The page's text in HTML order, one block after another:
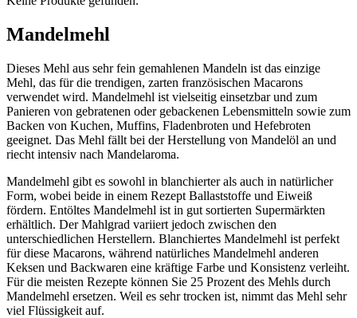
Mandelmehl
Dieses Mehl aus sehr fein gemahlenen Mandeln ist das einzige
Mehl, das für die trendigen, zarten französischen Macarons
verwendet wird. Mandelmehl ist vielseitig einsetzbar und zum
Panieren von gebratenen oder gebackenen Lebensmitteln sowie zum
Backen von Kuchen, Muffins, Fladenbroten und Hefebroten
geeignet. Das Mehl fällt bei der Herstellung von Mandelöl an und
riecht intensiv nach Mandelaroma.
Mandelmehl gibt es sowohl in blanchierter als auch in natürlicher
Form, wobei beide in einem Rezept Ballaststoffe und Eiweiß
fördern. Entöltes Mandelmehl ist in gut sortierten Supermärkten
erhältlich. Der Mahlgrad variiert jedoch zwischen den
unterschiedlichen Herstellern. Blanchiertes Mandelmehl ist perfekt
für diese Macarons, während natürliches Mandelmehl anderen
Keksen und Backwaren eine kräftige Farbe und Konsistenz verleiht.
Für die meisten Rezepte können Sie 25 Prozent des Mehls durch
Mandelmehl ersetzen. Weil es sehr trocken ist, nimmt das Mehl sehr
viel Flüssigkeit auf.